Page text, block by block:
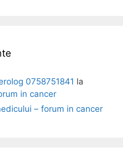
0758751841 la
in cancer
– forum in cancer